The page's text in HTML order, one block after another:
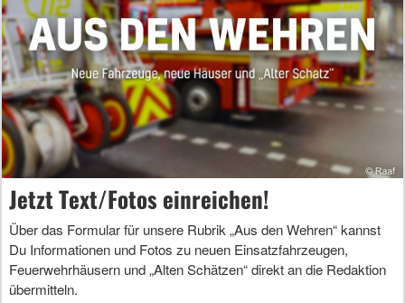
Jetzt Text/Fotos einreichen!
Über das Formular für unsere Rubrik „Aus den Wehren“ kannst
Du Informationen und Fotos zu neuen Einsatzfahrzeugen,
Feuerwehrhäusern und „Alten Schätzen“ direkt an die Redaktion
übermitteln.